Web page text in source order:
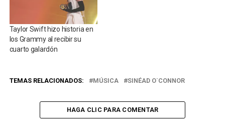
Taylor Swift hizo historia en
los Grammy al recibir su
cuarto galardón
TEMAS RELACIONADOS: MÚSICA SINÉAD O`CONNOR
HAGA CLIC PARA COMENTAR